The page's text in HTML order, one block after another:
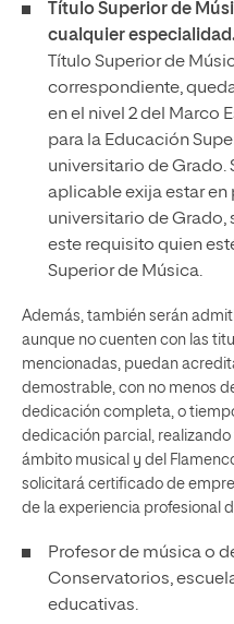
Título Superior de
cualquier especialidad.
Título Superior de
correspondiente,
en el nivel 2 del Marco
para la Educación
universitario de Grado.
aplicable exija estar
universitario de Grado,
este requisito quien
Superior de Música.
Además, también serán
aunque no cuenten con las
mencionadas, puedan
demostrable, con no menos
dedicación completa, o
dedicación parcial, realizando
ámbito musical y del
solicitará certificado de
de la experiencia profesional
Profesor de música o
Conservatorios,
educativas.